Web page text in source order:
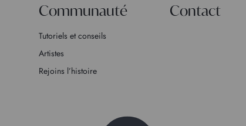
Communauté
Tutoriels et conseils
Artistes
Rejoins l’histoire
Contact